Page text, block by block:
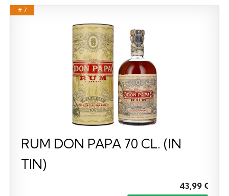
# 7
RUM DON PAPA 70 CL. (IN
TIN)
43,99 €